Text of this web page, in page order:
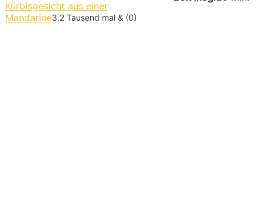
Kürbisgesicht aus einer
Mandarine3.2 Tausend mal & (0)